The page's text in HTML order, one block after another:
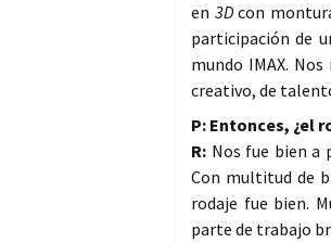
en 3Dcon
participación de
mundo IMAX.
creativo, de
P: Entonces, ¿el
R: Nos fue bien a
Con multitud de
rodaje fue bien.
parte de trabajo